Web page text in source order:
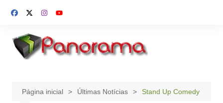
para
conteúdo
Página inicial Últimas Notícias Stand Up Comedy